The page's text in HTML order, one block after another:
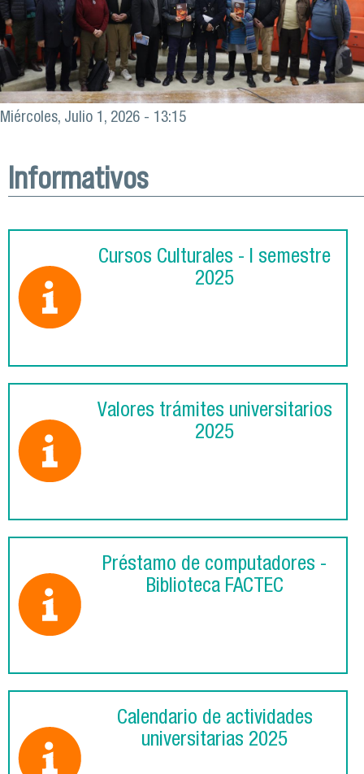
Miércoles, Julio 1, 2026 - 13:15
Informativos
Cursos Culturales - I semestre
2025
Valores trámites universitarios
2025
Préstamo de computadores -
Biblioteca FACTEC
Calendario de actividades
universitarias 2025